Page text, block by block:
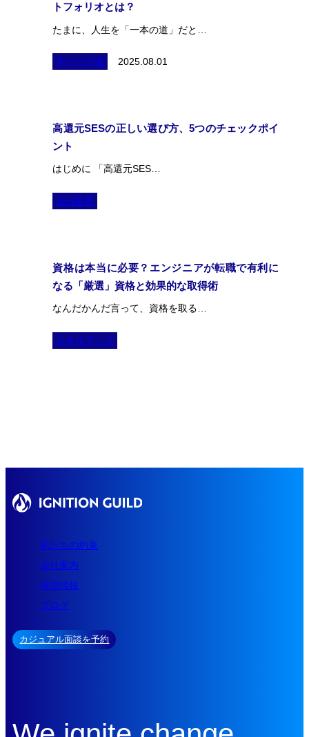
トフォリオとは？
たまに、人生を「一本の道」だと…
キャリア論 2025.08.01
高還元SESの正しい選び方、5つのチェックポイ
ント
はじめに 「高還元SES…
SES業界
資格は本当に必要？エンジニアが転職で有利に
なる「厳選」資格と効果的な取得術
なんだかんだ言って、資格を取る…
スキルアップ
私たちの約束
会社案内
採用情報
ブログ
カジュアル面談を予約